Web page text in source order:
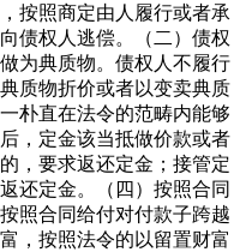
按照商定由人履行或者承
债权人逃偿。（二）债权
为典质物。债权人不履行
质物折价或者以变卖典质
朴直在法令的范畴内能够
，定金该当抵做价款或者
，要求返还定金；接管定
还定金。（四）按照合同
照合同给付对付款子跨越
，按照法令的以留置财富